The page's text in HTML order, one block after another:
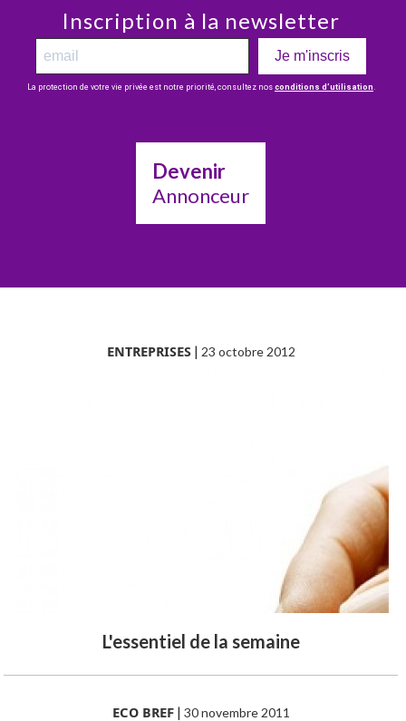
Inscription à la newsletter
Je m'inscris
La protection de votre vie privée est notre priorité, consultez nos conditions d’utilisation
Devenir
Annonceur
ENTREPRISES| 23 octobre 2012
L'essentiel de la semaine
ECO BREF| 30 novembre 2011